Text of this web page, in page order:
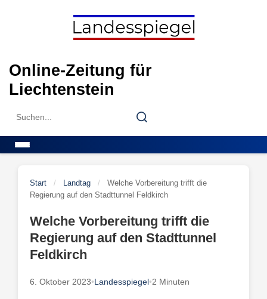
Online-Zeitung für
Liechtenstein
Search
Search
Start / Landtag /
Welche Vorbereitung trifft die
Regierung auf den Stadttunnel Feldkirch
Welche Vorbereitung trifft die
Regierung auf den Stadttunnel
Feldkirch
6. Oktober 2023•Landesspiegel•2 Minuten